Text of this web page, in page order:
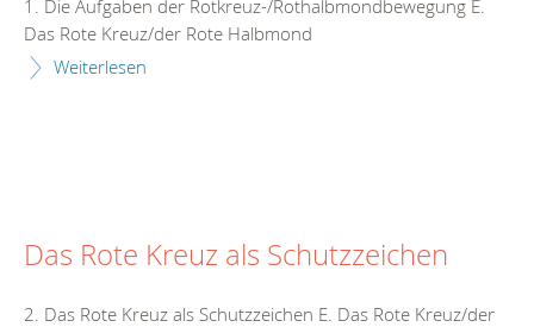
1. Die Aufgaben der Rotkreuz-/Rothalbmondbewegung E.
Das Rote Kreuz/der Rote Halbmond
Weiterlesen
Das Rote Kreuz als Schutzzeichen
2. Das Rote Kreuz als Schutzzeichen E. Das Rote Kreuz/der